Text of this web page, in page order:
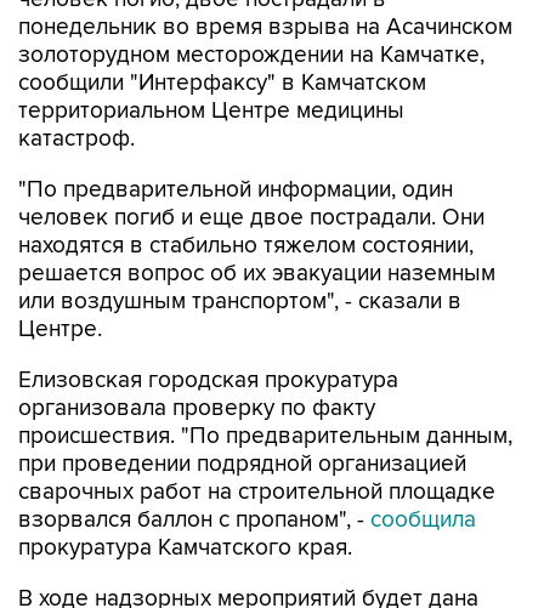
понедельник во время взрыва на Асачинском
золоторудном месторождении на Камчатке,
сообщили "Интерфаксу" в Камчатском
территориальном Центре медицины
катастроф.
"По предварительной информации, один
человек погиб и еще двое пострадали. Они
находятся в стабильно тяжелом состоянии,
решается вопрос об их эвакуации наземным
или воздушным транспортом", - сказали в
Центре.
Елизовская городская прокуратура
организовала проверку по факту
происшествия. "По предварительным данным,
при проведении подрядной организацией
сварочных работ на строительной площадке
взорвался баллон с пропаном", - сообщила
прокуратура Камчатского края.
В ходе надзорных мероприятий будет дана